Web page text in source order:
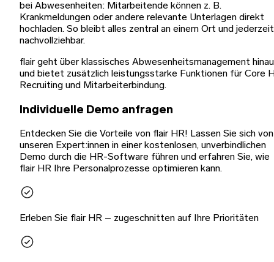
bei Abwesenheiten: Mitarbeitende können z. B.
Krankmeldungen oder andere relevante Unterlagen direkt
hochladen. So bleibt alles zentral an einem Ort und jederzeit
nachvollziehbar.
flair geht über klassisches Abwesenheitsmanagement
und bietet zusätzlich leistungsstarke Funktionen für Core
Recruiting und Mitarbeiterbindung.
Individuelle Demo anfragen
Entdecken Sie die Vorteile von flair HR! Lassen Sie sich von
unseren Expert:innen in einer kostenlosen, unverbindlichen
Demo durch die HR-Software führen und erfahren Sie, wie
flair HR Ihre Personalprozesse optimieren kann.
Erleben Sie flair HR – zugeschnitten auf Ihre Prioritäten